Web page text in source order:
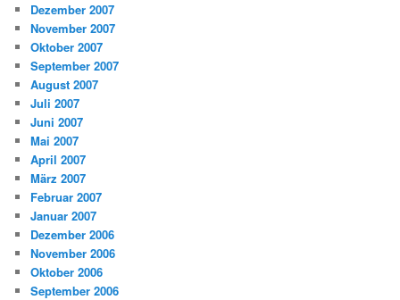
Dezember 2007
November 2007
Oktober 2007
September 2007
August 2007
Juli 2007
Juni 2007
Mai 2007
April 2007
März 2007
Februar 2007
Januar 2007
Dezember 2006
November 2006
Oktober 2006
September 2006